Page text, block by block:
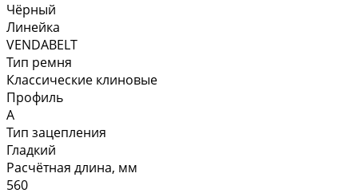
Чёрный
Линейка
VENDABELT
Тип ремня
Классические клиновые
Профиль
A
Тип зацепления
Гладкий
Расчётная длина, мм
560